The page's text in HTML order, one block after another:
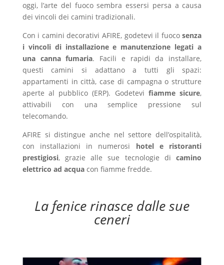
oggi, l’arte del fuoco sembra essersi persa a causa
dei vincoli dei camini tradizionali.
Con i camini decorativi AFIRE, godetevi il fuocosenza
i vincoli di installazione e manutenzione legati a
una canna fumaria. Facili e rapidi da installare,
questi camini si adattano a tutti gli spazi:
appartamenti in città, case di campagna o strutture
aperte al pubblico (ERP). Godetevi fiamme sicure,
attivabili con una semplice pressione sul
telecomando.
AFIRE si distingue anche nel settore dell’ospitalità,
con installazioni in numerosi hotel e ristoranti
prestigiosi, grazie alle sue tecnologie dicamino
elettrico ad acquacon fiamme fredde.
La fenice rinasce dalle sue
ceneri